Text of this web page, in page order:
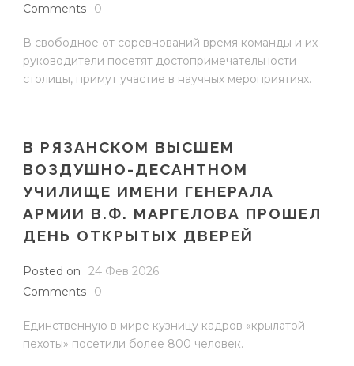
Comments
0
В свободное от соревнований время команды и их
руководители посетят достопримечательности
столицы, примут участие в научных мероприятиях.
В РЯЗАНСКОМ ВЫСШЕМ
ВОЗДУШНО-ДЕСАНТНОМ
УЧИЛИЩЕ ИМЕНИ ГЕНЕРАЛА
АРМИИ В.Ф. МАРГЕЛОВА ПРОШЕЛ
ДЕНЬ ОТКРЫТЫХ ДВЕРЕЙ
Posted on
24 Фев 2026
Comments
0
Единственную в мире кузницу кадров «крылатой
пехоты» посетили более 800 человек.